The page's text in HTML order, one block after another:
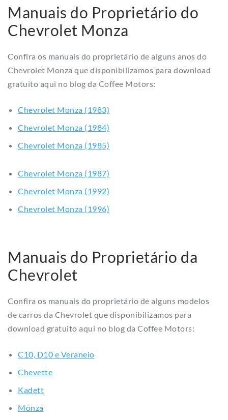
Manuais do Proprietário do
Chevrolet Monza
Confira os manuais do proprietário de alguns anos do
Chevrolet Monza que disponibilizamos para download
gratuito aqui no blog da Coffee Motors:
Chevrolet Monza (1983)
Chevrolet Monza (1984)
Chevrolet Monza (1985)
Chevrolet Monza (1987)
Chevrolet Monza (1992)
Chevrolet Monza (1996)
Manuais do Proprietário da
Chevrolet
Confira os manuais do proprietário de alguns modelos
de carros da Chevrolet que disponibilizamos para
download gratuito aqui no blog da Coffee Motors:
C10, D10 e Veraneio
Chevette
Kadett
Monza